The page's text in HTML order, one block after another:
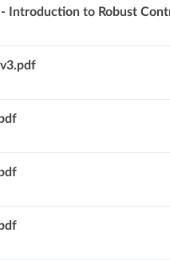
Introduction to Robust